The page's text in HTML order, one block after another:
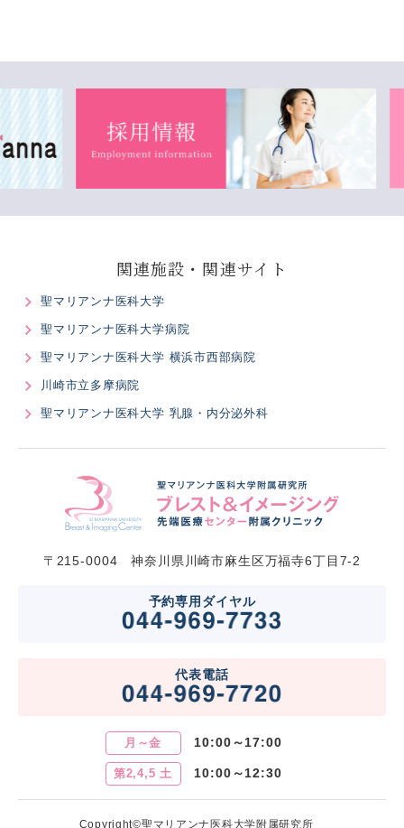
関連施設・関連サイト
聖マリアンナ医科大学
聖マリアンナ医科大学病院
聖マリアンナ医科大学 横浜市西部病院
川崎市立多摩病院
聖マリアンナ医科大学 乳腺・内分泌外科
〒215-0004 神奈川県川崎市麻生区万福寺6丁目7-2
予約専用ダイヤル
代表電話
月～金 10:00～17:00
第2,4,5 土 10:00～12:30
Copyright©聖マリアンナ医科大学附属研究所